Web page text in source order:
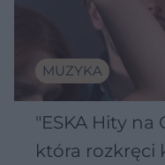
MUZYKA
"ESKA Hity na
która rozkręci